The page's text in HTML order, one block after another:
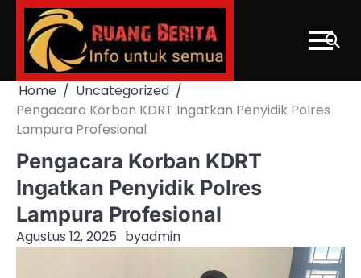
Skip
content
Home
Uncategorized
Pengacara Korban KDRT Ingatkan Penyidik Polres
Lampura Profesional
Pengacara Korban KDRT
Ingatkan Penyidik Polres
Lampura Profesional
Agustus 12, 2025 byadmin